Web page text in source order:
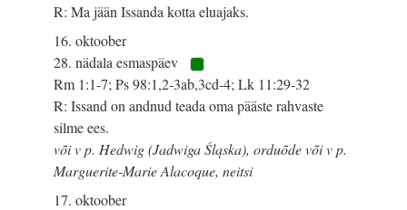
R: Ma jään Issanda kotta eluajaks.
16. oktoober
28. nädala esmaspäev
Rm 1:1-7; Ps 98:1,2-3ab,3cd-4; Lk 11:29-32
R: Issand on andnud teada oma pääste rahvaste
silme ees.
või v p. Hedwig (Jadwiga Śląska), orduõde või v p.
Marguerite-Marie Alacoque, neitsi
17. oktoober